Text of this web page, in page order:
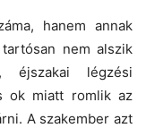
hanem annak
nem alszik
éjszakai légzési
ok miatt romlik az
A szakember azt